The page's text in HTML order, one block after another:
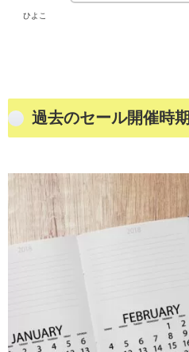
ひよこ
過去のセール開催時期